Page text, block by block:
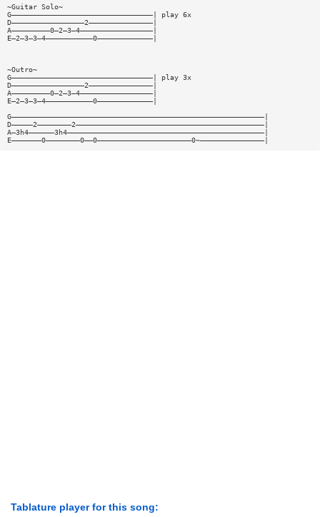
~Guitar Solo~
G—————————————————————————————————| play 6x
D—————————————————2———————————————|
A—————————0—2—3—4—————————————————|
E—2—3—3—4———————————0—————————————|
~Outro~
G—————————————————————————————————| play 3x
D—————————————————2———————————————|
A—————————0—2—3—4—————————————————|
E—2—3—3—4———————————0—————————————|
G———————————————————————————————————————————————————————————|
D—————2————————2————————————————————————————————————————————|
A—3h4——————3h4——————————————————————————————————————————————|
E———————0————————0——0——————————————————————0~———————————————|
Tablature player for this song: